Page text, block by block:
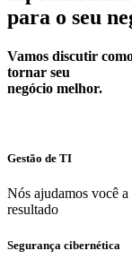
para o seu
Vamos discutir
tornar seu
negócio melhor.
Gestão de TI
Nós ajudamos você
resultado
Segurança cibernética